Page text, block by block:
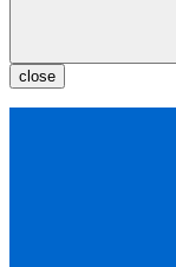
close